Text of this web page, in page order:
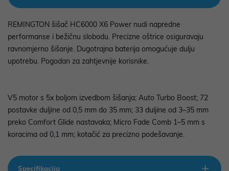
REMINGTON šišač HC6000 X6 Power nudi napredne
performanse i bežičnu slobodu. Precizne oštrice osiguravaju
ravnomjerno šišanje. Dugotrajna baterija omogućuje dulju
upotrebu. Pogodan za zahtjevnije korisnike.
V5 motor s 5x boljom izvedbom šišanja; Auto Turbo Boost; 72
postavke duljine od 0,5 mm do 35 mm; 33 duljine od 3–35 mm
preko Comfort Glide nastavaka; Micro Fade Comb 1–5 mm s
koracima od 0,1 mm; kotačić za precizno podešavanje.
Specifikacija